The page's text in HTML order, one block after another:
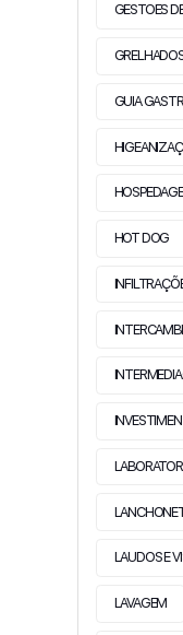
GESTOES
GUIA
HOT DOG
LAUDOS E
LAVAGEM